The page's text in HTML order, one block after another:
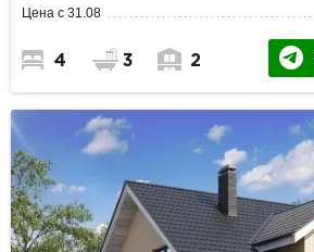
Цена с 31.08
4 3 2